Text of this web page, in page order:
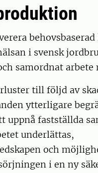
i svensk
samordnat arbete
till följd av
ytterligare
uppnå fastställda
underlättas,
och
i en ny